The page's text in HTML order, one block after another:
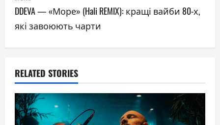
n
a
v
i
g
a
DDEVA — «Море» (Hali REMIX): кращі вайби 80-х,
які завоюють чарти
RELATED STORIES